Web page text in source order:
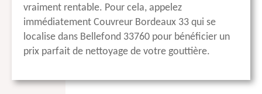
vraiment rentable. Pour cela, appelez
immédiatement Couvreur Bordeaux 33 qui se
localise dans Bellefond 33760 pour bénéficier un
prix parfait de nettoyage de votre gouttière.